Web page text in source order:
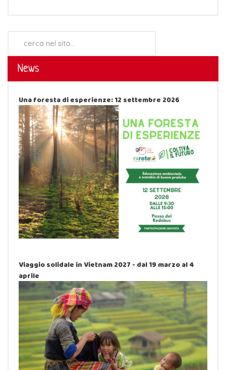
News
Una foresta di esperienze: 12 settembre 2026
Viaggio solidale in Vietnam 2027 - dal 19 marzo al 4
aprile